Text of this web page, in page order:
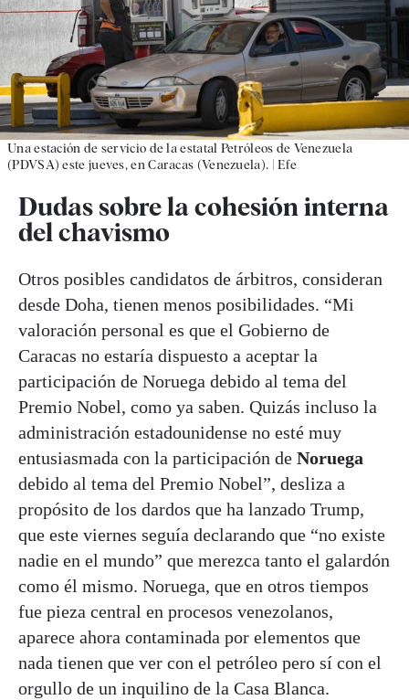
Una estación de servicio de la estatal Petróleos de Venezuela
(PDVSA) este jueves, en Caracas (Venezuela).
|Efe
Dudas sobre la cohesión interna
del chavismo
Otros posibles candidatos de árbitros, consideran
desde Doha, tienen menos posibilidades. “Mi
valoración personal es que el Gobierno de
Caracas no estaría dispuesto a aceptar la
participación de Noruega debido al tema del
Premio Nobel, como ya saben. Quizás incluso la
administración estadounidense no esté muy
entusiasmada con la participación de Noruega
debido al tema del Premio Nobel”, desliza a
propósito de los dardos que ha lanzado Trump,
que este viernes seguía declarando que “no existe
nadie en el mundo” que merezca tanto el galardón
como él mismo. Noruega, que en otros tiempos
fue pieza central en procesos venezolanos,
aparece ahora contaminada por elementos que
nada tienen que ver con el petróleo pero sí con el
orgullo de un inquilino de la Casa Blanca.